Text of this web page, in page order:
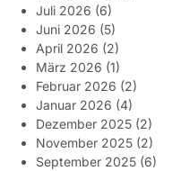
Juli 2026 (6)
Juni 2026 (5)
April 2026 (2)
März 2026 (1)
Februar 2026 (2)
Januar 2026 (4)
Dezember 2025 (2)
November 2025 (2)
September 2025 (6)